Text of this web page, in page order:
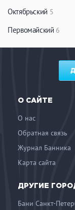
Октябрьский 5
Первомайский 6
О САЙТЕ
О нас
Обратная связь
Журнал Банника
Карта сайта
ДРУГИЕ
Бани Санкт-